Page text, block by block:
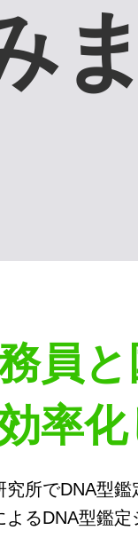
員と
率
所でDNA型
るDNA型鑑定